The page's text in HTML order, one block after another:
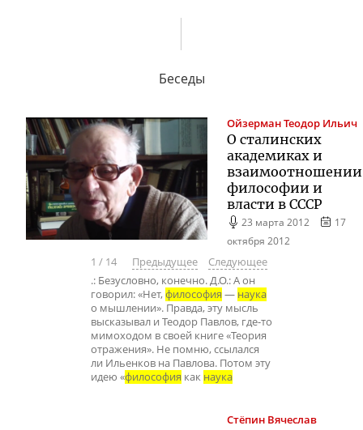
Беседы
ОйзерманТеодор Ильич
О сталинских
академиках и
взаимоотношении
философии и
власти в СССР
23 марта 2012
17
октября 2012
1 / 14 Предыдущее
Следующее
.: Безусловно, конечно. Д.О.: А он
говорил: «Нет,философия — наука
о мышлении». Правда, эту мысль
высказывал и Теодор Павлов, где-то
мимоходом в своей книге «Теория
отражения». Не помню, ссылался
ли Ильенков на Павлова. Потом эту
идею «философия как наука
Стёпин Вячеслав